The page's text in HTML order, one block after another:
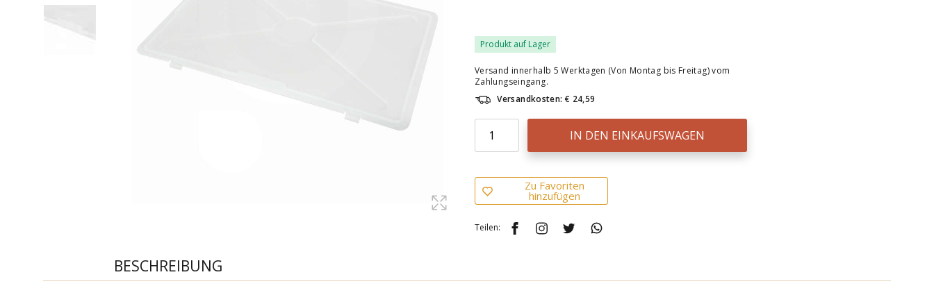
Produkt auf Lager
Versand innerhalb 5 Werktagen (Von Montag bis Freitag) vom
Zahlungseingang.
Versandkosten: € 24,59
IN DEN EINKAUFSWAGEN
Zu Favoriten
hinzufügen
Teilen:
BESCHREIBUNG